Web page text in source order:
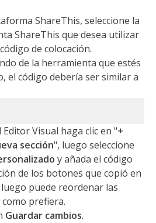
ShareThis, seleccione la
ShareThis que desea utilizar
de colocación.
de la herramienta que estés
el código debería ser similar a
Editor Visual haga clic en "+
sección", luego seleccione
y añada el código
de los botones que copió en
luego puede reordenar las
como prefiera.
Guardar cambios.